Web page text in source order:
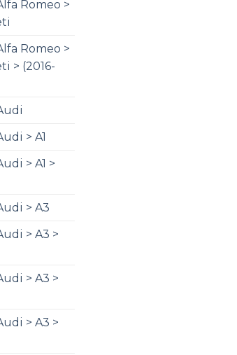
Romeo >
Romeo >
> (2016-
> A1
> A1 >
> A3
> A3 >
> A3 >
> A3 >